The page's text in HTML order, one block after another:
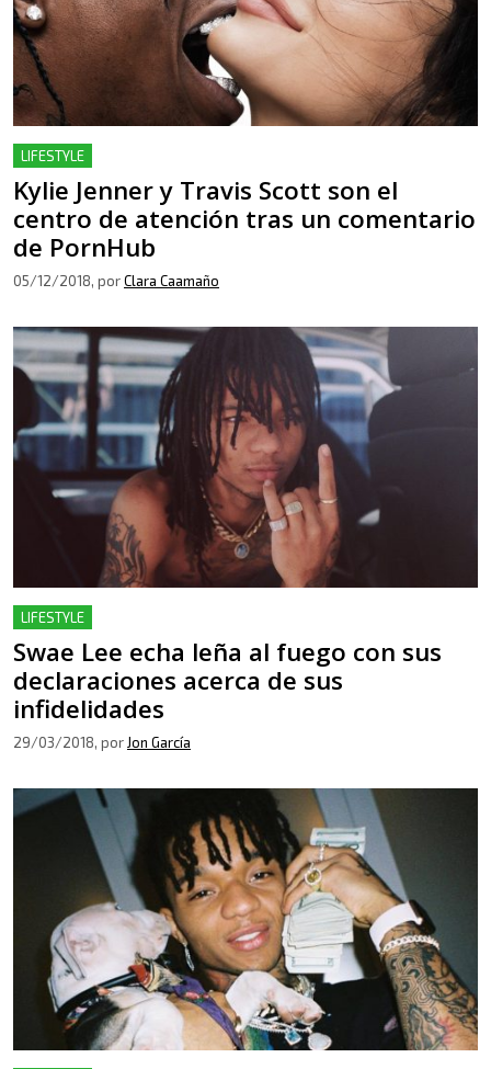
LIFESTYLE
Kylie Jenner y Travis Scott son el
centro de atención tras un comentario
de PornHub
05/12/2018, porClara Caamaño
LIFESTYLE
Swae Lee echa leña al fuego con sus
declaraciones acerca de sus
infidelidades
29/03/2018, por Jon García